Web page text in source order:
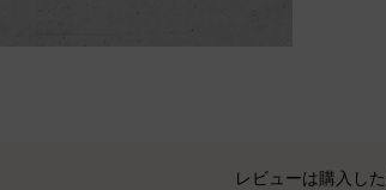
レビューは購入し